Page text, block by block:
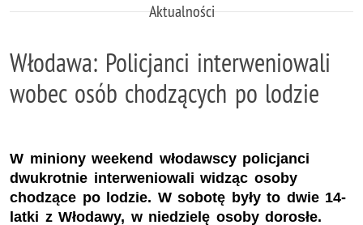
Aktualności
Włodawa: Policjanci interweniowali
wobec osób chodzących po lodzie
W miniony weekend włodawscy policjanci
dwukrotnie interweniowali widząc osoby
chodzące po lodzie. W sobotę były to dwie 14-
latki z Włodawy, w niedzielę osoby dorosłe.